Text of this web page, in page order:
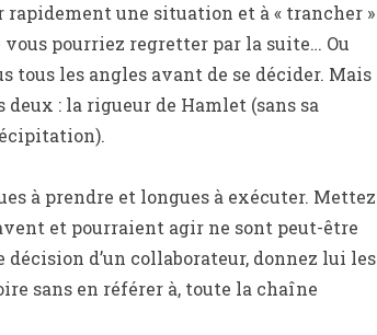
rapidement une situation et à « trancher »
pourriez regretter par la suite… Ou
tous les angles avant de se décider. Mais
: la rigueur de Hamlet (sans sa
à prendre et longues à exécuter. Mettez
et pourraient agir ne sont peut-être
décision d’un collaborateur, donnez lui les
sans en référer à, toute la chaîne